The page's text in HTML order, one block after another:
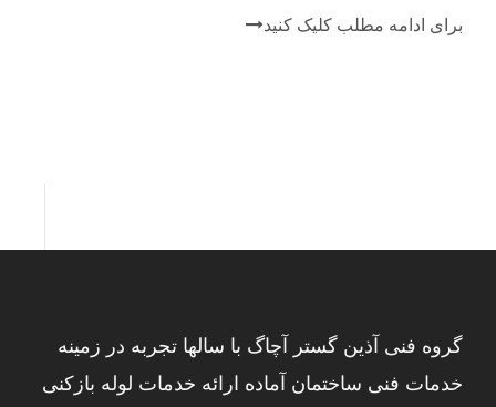
برای ادامه مطلب کلیک کنید
گروه فنی آذین گستر آچاگ با سالها تجربه در زمینه
خدمات فنی ساختمان آماده ارائه خدمات لوله بازکنی